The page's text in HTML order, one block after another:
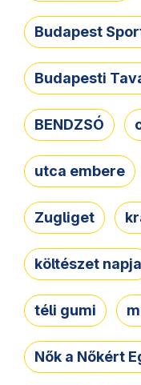
Budapest
Budapesti
BENDZSÓ
utca embere
Zugliget
költészet napja
téli gumi
Nők a Nőkért